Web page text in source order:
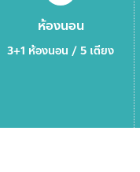
ห้องนอน
3+1 ห้องนอน / 5 เตียง